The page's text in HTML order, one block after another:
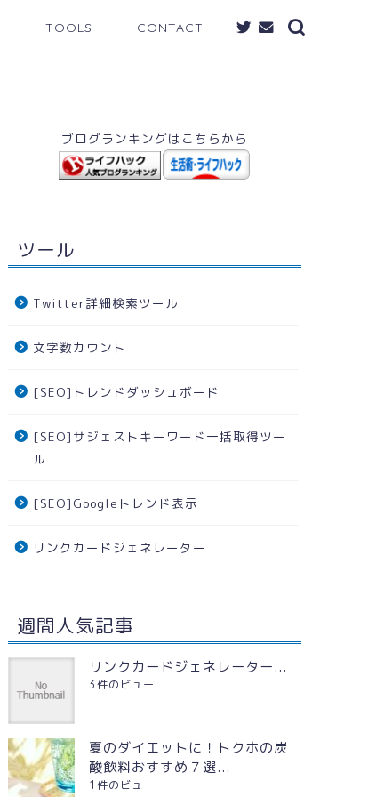
TOOLS CONTACT
ブログランキングはこちらから
ツール
Twitter詳細検索ツール
文字数カウント
[SEO]トレンドダッシュボード
[SEO]サジェストキーワード一括取得ツー
ル
[SEO]Googleトレンド表示
リンクカードジェネレーター
週間人気記事
リンクカードジェネレーター...
3件のビュー
夏のダイエットに！トクホの炭
酸飲料おすすめ７選...
1件のビュー